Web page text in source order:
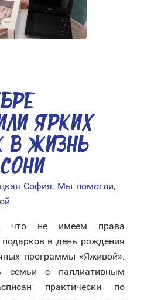
ЯРКИХ
В ЖИЗНЬ
София, Мы помогли,
что не имеем права
подарков в день рождения
программы «Яживой».
семьи с паллиативным
практически по